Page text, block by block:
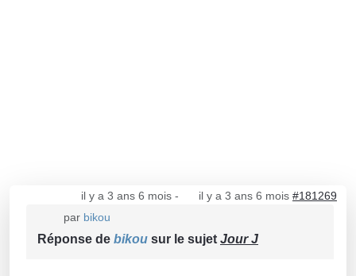
il y a 3 ans 6 mois- il y a 3 ans 6 mois #181269
par bikou
Réponse de bikou sur le sujet Jour J